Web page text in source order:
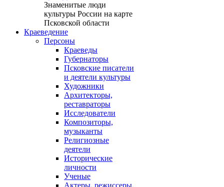
Знаменитые люди
культуры России на карте
Псковской области
Краеведение
Персоны
Краеведы
Губернаторы
Псковские писатели
и деятели культуры
Художники
Архитекторы,
реставраторы
Исследователи
Композиторы,
музыканты
Религиозные
деятели
Исторические
личности
Ученые
Актеры, режиссеры,